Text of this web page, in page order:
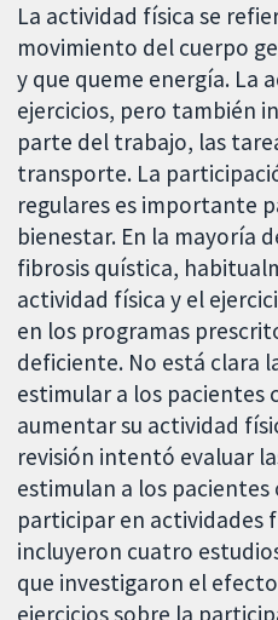
La actividad física se
movimiento del cuerpo
y que queme energía. La
ejercicios, pero también
parte del trabajo, las
transporte. La
regulares es importante
bienestar. En la mayoría
fibrosis quística,
actividad física y el
en los programas
deficiente. No está clara
estimular a los pacientes
aumentar su actividad
revisión intentó evaluar
estimulan a los
participar en actividades
incluyeron cuatro
que investigaron el